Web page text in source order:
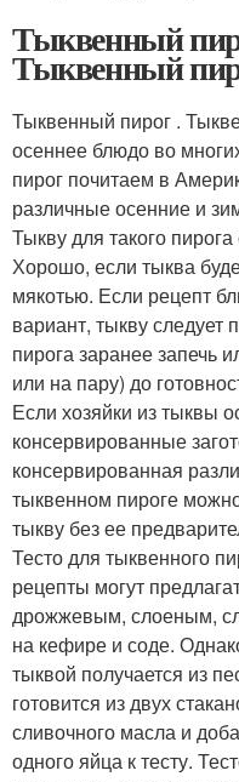
Тыквенный
Тыквенный
Тыквенный пирог .
осеннее блюдо во
пирог почитаем в
различные осенние и
Тыкву для такого
Хорошо, если тыква
мякотью. Если рецепт
вариант, тыкву
пирога заранее запечь
или на пару) до
Если хозяйки из тыквы
консервированные
консервированная
тыквенном пироге
тыкву без ее
Тесто для тыквенного
рецепты могут
дрожжевым, слоеным,
на кефире и соде.
тыквой получается из
готовится из двух
сливочного масла и
одного яйца к тесту.